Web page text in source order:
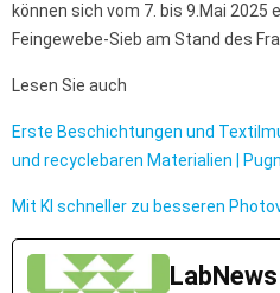
können sich vom 7. bis 9.Mai
Feingewebe-Sieb am Stand des
Lesen Sie auch
Erste Beschichtungen und
und recyclebaren Materialien |
Mit KI schneller zu besseren